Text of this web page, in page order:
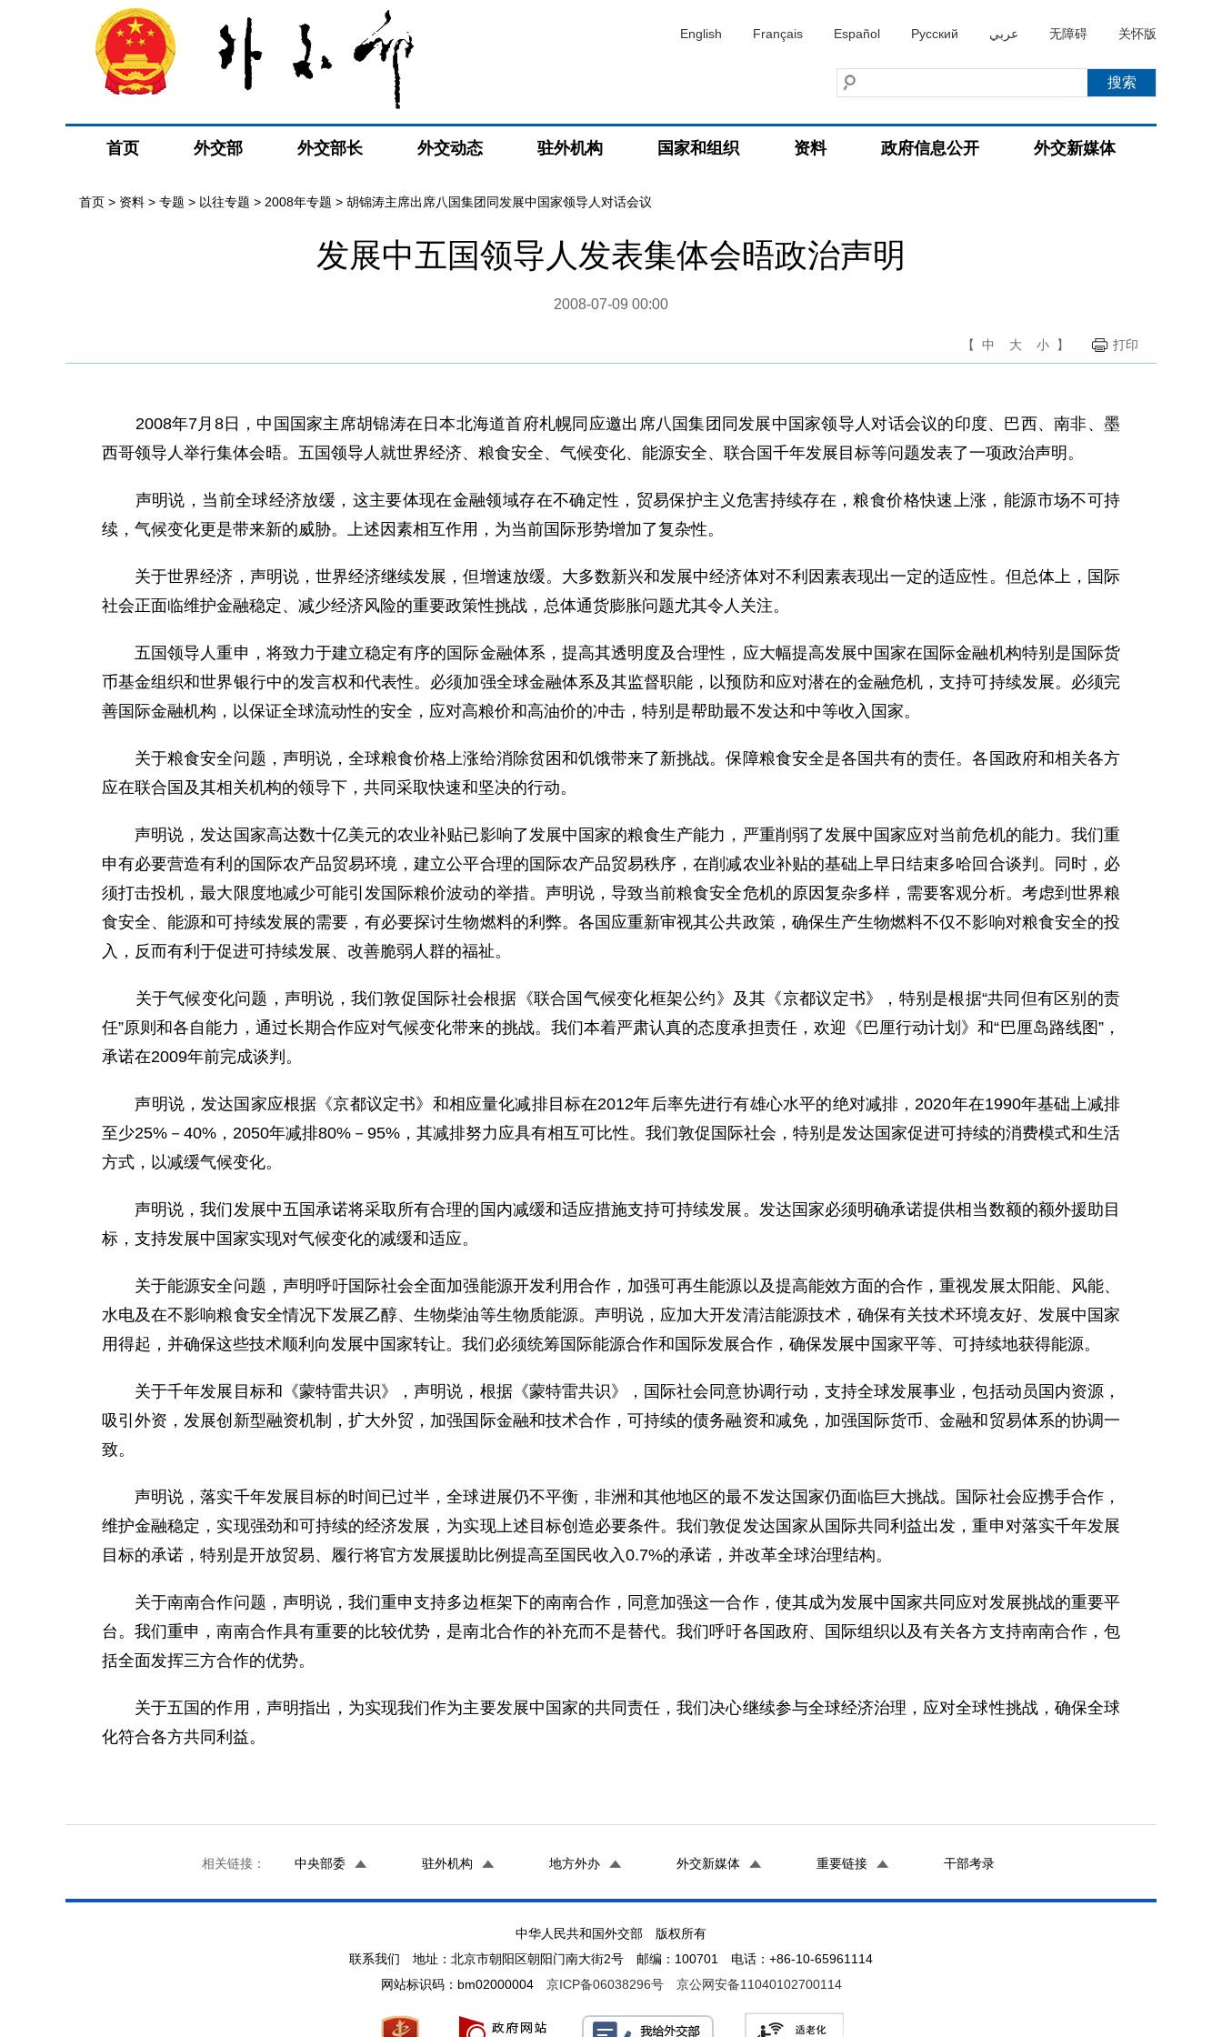
English Français Español Русский عربي 无障碍 关怀版
首页 外交部 外交部长 外交动态 驻外机构 国家和组织 资料 政府信息公开 外交新媒体
首页 > 资料 > 专题 > 以往专题 > 2008年专题 > 胡锦涛主席出席八国集团同发展中国家领导人对话会议
发展中五国领导人发表集体会晤政治声明
2008-07-09 00:00
【 中 大 小 】 打印
2008年7月8日，中国国家主席胡锦涛在日本北海道首府札幌同应邀出席八国集团同发展中国家领导人对话会议的印度、巴西、南非、墨
西哥领导人举行集体会晤。五国领导人就世界经济、粮食安全、气候变化、能源安全、联合国千年发展目标等问题发表了一项政治声明。
声明说，当前全球经济放缓，这主要体现在金融领域存在不确定性，贸易保护主义危害持续存在，粮食价格快速上涨，能源市场不可持
续，气候变化更是带来新的威胁。上述因素相互作用，为当前国际形势增加了复杂性。
关于世界经济，声明说，世界经济继续发展，但增速放缓。大多数新兴和发展中经济体对不利因素表现出一定的适应性。但总体上，国际
社会正面临维护金融稳定、减少经济风险的重要政策性挑战，总体通货膨胀问题尤其令人关注。
五国领导人重申，将致力于建立稳定有序的国际金融体系，提高其透明度及合理性，应大幅提高发展中国家在国际金融机构特别是国际货
币基金组织和世界银行中的发言权和代表性。必须加强全球金融体系及其监督职能，以预防和应对潜在的金融危机，支持可持续发展。必须完
善国际金融机构，以保证全球流动性的安全，应对高粮价和高油价的冲击，特别是帮助最不发达和中等收入国家。
关于粮食安全问题，声明说，全球粮食价格上涨给消除贫困和饥饿带来了新挑战。保障粮食安全是各国共有的责任。各国政府和相关各方
应在联合国及其相关机构的领导下，共同采取快速和坚决的行动。
声明说，发达国家高达数十亿美元的农业补贴已影响了发展中国家的粮食生产能力，严重削弱了发展中国家应对当前危机的能力。我们重
申有必要营造有利的国际农产品贸易环境，建立公平合理的国际农产品贸易秩序，在削减农业补贴的基础上早日结束多哈回合谈判。同时，必
须打击投机，最大限度地减少可能引发国际粮价波动的举措。声明说，导致当前粮食安全危机的原因复杂多样，需要客观分析。考虑到世界粮
食安全、能源和可持续发展的需要，有必要探讨生物燃料的利弊。各国应重新审视其公共政策，确保生产生物燃料不仅不影响对粮食安全的投
入，反而有利于促进可持续发展、改善脆弱人群的福祉。
关于气候变化问题，声明说，我们敦促国际社会根据《联合国气候变化框架公约》及其《京都议定书》，特别是根据“共同但有区别的责
任”原则和各自能力，通过长期合作应对气候变化带来的挑战。我们本着严肃认真的态度承担责任，欢迎《巴厘行动计划》和“巴厘岛路线图”，
承诺在2009年前完成谈判。
声明说，发达国家应根据《京都议定书》和相应量化减排目标在2012年后率先进行有雄心水平的绝对减排，2020年在1990年基础上减排
至少25%－40%，2050年减排80%－95%，其减排努力应具有相互可比性。我们敦促国际社会，特别是发达国家促进可持续的消费模式和生活
方式，以减缓气候变化。
声明说，我们发展中五国承诺将采取所有合理的国内减缓和适应措施支持可持续发展。发达国家必须明确承诺提供相当数额的额外援助目
标，支持发展中国家实现对气候变化的减缓和适应。
关于能源安全问题，声明呼吁国际社会全面加强能源开发利用合作，加强可再生能源以及提高能效方面的合作，重视发展太阳能、风能、
水电及在不影响粮食安全情况下发展乙醇、生物柴油等生物质能源。声明说，应加大开发清洁能源技术，确保有关技术环境友好、发展中国家
用得起，并确保这些技术顺利向发展中国家转让。我们必须统筹国际能源合作和国际发展合作，确保发展中国家平等、可持续地获得能源。
关于千年发展目标和《蒙特雷共识》，声明说，根据《蒙特雷共识》，国际社会同意协调行动，支持全球发展事业，包括动员国内资源，
吸引外资，发展创新型融资机制，扩大外贸，加强国际金融和技术合作，可持续的债务融资和减免，加强国际货币、金融和贸易体系的协调一
致。
声明说，落实千年发展目标的时间已过半，全球进展仍不平衡，非洲和其他地区的最不发达国家仍面临巨大挑战。国际社会应携手合作，
维护金融稳定，实现强劲和可持续的经济发展，为实现上述目标创造必要条件。我们敦促发达国家从国际共同利益出发，重申对落实千年发展
目标的承诺，特别是开放贸易、履行将官方发展援助比例提高至国民收入0.7%的承诺，并改革全球治理结构。
关于南南合作问题，声明说，我们重申支持多边框架下的南南合作，同意加强这一合作，使其成为发展中国家共同应对发展挑战的重要平
台。我们重申，南南合作具有重要的比较优势，是南北合作的补充而不是替代。我们呼吁各国政府、国际组织以及有关各方支持南南合作，包
括全面发挥三方合作的优势。
关于五国的作用，声明指出，为实现我们作为主要发展中国家的共同责任，我们决心继续参与全球经济治理，应对全球性挑战，确保全球
化符合各方共同利益。
相关链接： 中央部委 驻外机构 地方外办 外交新媒体 重要链接 干部考录
中华人民共和国外交部 版权所有
联系我们 地址：北京市朝阳区朝阳门南大街2号 邮编：100701 电话：+86-10-65961114
网站标识码：bm02000004 京ICP备06038296号 京公网安备11040102700114